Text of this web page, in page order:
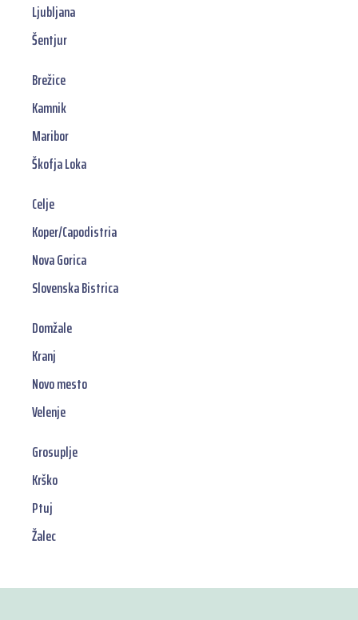
Ljubljana
Šentjur
Brežice
Kamnik
Maribor
Škofja Loka
Celje
Koper/Capodistria
Nova Gorica
Slovenska Bistrica
Domžale
Kranj
Novo mesto
Velenje
Grosuplje
Krško
Ptuj
Žalec